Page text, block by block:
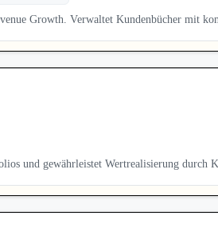
Growth. Verwaltet Kundenbücher mit
und gewährleistet Wertrealisierung durch